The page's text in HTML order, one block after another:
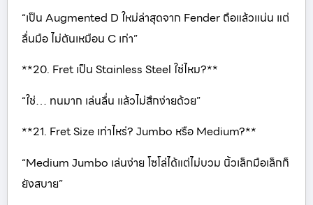
“เป็น Augmented D ใหม่ล่าสุดจาก Fender ถือแล้วแน่น แต่
ลื่นมือ ไม่ตันเหมือน C เก่า”
**20. Fret เป็น Stainless Steel ใช่ไหม?**
“ใช่… ทนมาก เล่นลื่น แล้วไม่สึกง่ายด้วย”
**21. Fret Size เท่าไหร่? Jumbo หรือ Medium?**
“Medium Jumbo เล่นง่าย โซโล่ได้แต่ไม่บวม นิ้วเล็กมือเล็กก็
ยังสบาย”